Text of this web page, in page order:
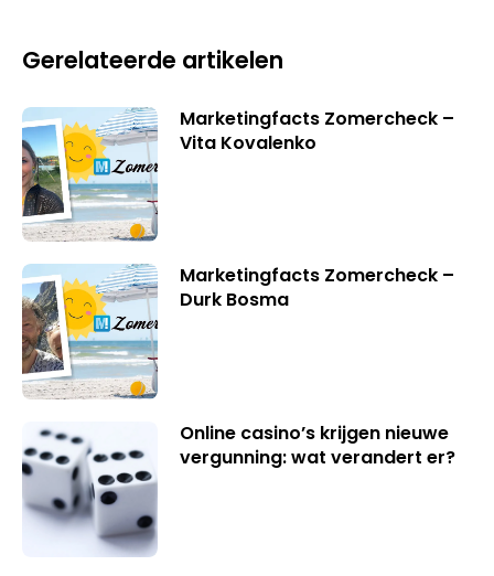
Gerelateerde artikelen
Marketingfacts Zomercheck –
Vita Kovalenko
Marketingfacts Zomercheck –
Durk Bosma
Online casino’s krijgen nieuwe
vergunning: wat verandert er?